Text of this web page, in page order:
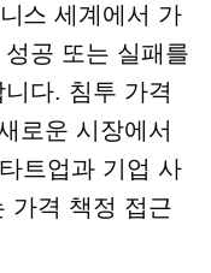
스 세계에서 가
공 또는 실패를
다. 침투 가격
로운 시장에서
트업과 기업 사
가격 책정 접근